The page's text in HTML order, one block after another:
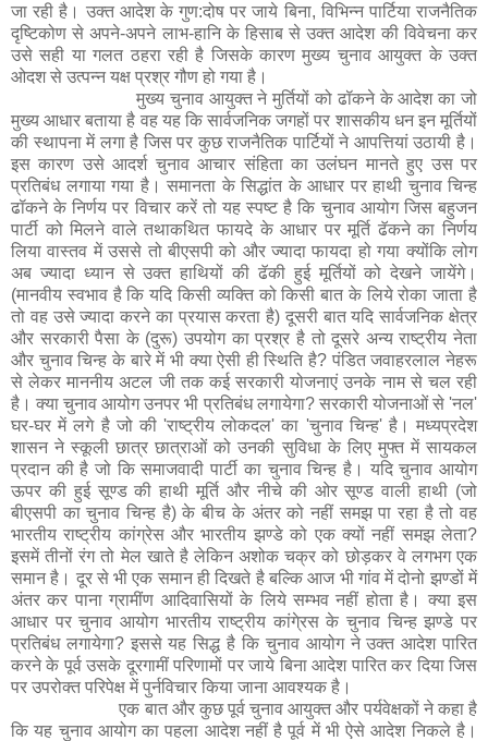
जा रही है। उक्त आदेश के गुण:दोष पर जाये बिना, विभिन्न पार्टिया राजनैतिक
दृष्टिकोण से अपने-अपने लाभ-हानि के हिसाब से उक्त आदेश की विवेचना कर
उसे सही या गलत ठहरा रही है जिसके कारण मुख्य चुनाव आयुक्त के उक्त
ओदश से उत्पन्न यक्ष प्रश्र गौण हो गया है।
मुख्य चुनाव आयुक्त ने मुर्तियों को ढॉकने के आदेश का जो
मुख्य आधार बताया है वह यह कि सार्वजनिक जगहों पर शासकीय धन इन मूर्तियों
की स्थापना में लगा है जिस पर कुछ राजनैतिक पार्टियों ने आपत्तियां उठायी है।
इस कारण उसे आदर्श चुनाव आचार संहिता का उलंघन मानते हुए उस पर
प्रतिबंध लगाया गया है। समानता के सिद्धांत के आधार पर हाथी चुनाव चिन्ह
ढॉकने के निर्णय पर विचार करें तो यह स्पष्ट है कि चुनाव आयोग जिस बहुजन
पार्टी को मिलने वाले तथाकथित फायदे के आधार पर मूर्ति ढॅकने का निर्णय
लिया वास्तव में उससे तो बीएसपी को और ज्यादा फायदा हो गया क्योंकि लोग
अब ज्यादा ध्यान से उक्त हाथियों की ढॅकी हुई मूर्तियों को देखने जायेंगे।
(मानवीय स्वभाव है कि यदि किसी व्यक्ति को किसी बात के लिये रोका जाता है
तो वह उसे ज्यादा करने का प्रयास करता है) दूसरी बात यदि सार्वजनिक क्षेत्र
और सरकारी पैसा के (दुरू) उपयोग का प्रश्र है तो दूसरे अन्य राष्ट्रीय नेता
और चुनाव चिन्ह के बारे में भी क्या ऐसी ही स्थिति है? पंडित जवाहरलाल नेहरू
से लेकर माननीय अटल जी तक कई सरकारी योजनाएं उनके नाम से चल रही
है। क्या चुनाव आयोग उनपर भी प्रतिबंध लगायेगा? सरकारी योजनाओं से 'नल'
घर-घर में लगे है जो की 'राष्ट्रीय लोकदल' का 'चुनाव चिन्ह' है। मध्यप्रदेश
शासन ने स्कूली छात्र छात्राओं को उनकी सुविधा के लिए मुफ्त में सायकल
प्रदान की है जो कि समाजवादी पार्टी का चुनाव चिन्ह है। यदि चुनाव आयोग
ऊपर की हुई सूण्ड की हाथी मूर्ति और नीचे की ओर सूण्ड वाली हाथी (जो
बीएसपी का चुनाव चिन्ह है) के बीच के अंतर को नहीं समझ पा रहा है तो वह
भारतीय राष्ट्रीय कांग्रेस और भारतीय झण्डे को एक क्यों नहीं समझ लेता?
इसमें तीनों रंग तो मेल खाते है लेकिन अशोक चक्र को छोड़कर वे लगभग एक
समान है। दूर से भी एक समान ही दिखते है बल्कि आज भी गांव में दोनो झण्डों में
अंतर कर पाना ग्रामींण आदिवासियों के लिये सम्भव नहीं होता है। क्या इस
आधार पर चुनाव आयोग भारतीय राष्ट्रीय कांगे्रस के चुनाव चिन्ह झण्डे पर
प्रतिबंध लगायेगा? इससे यह सिद्ध है कि चुनाव आयोग ने उक्त आदेश पारित
करने के पूर्व उसके दूरगामीं परिणामों पर जाये बिना आदेश पारित कर दिया जिस
पर उपरोक्त परिपेक्ष में पुर्नविचार किया जाना आवश्यक है।
एक बात और कुछ पूर्व चुनाव आयुक्त और पर्यवेक्षकों ने कहा है
कि यह चुनाव आयोग का पहला आदेश नहीं है पूर्व में भी ऐसे आदेश निकले है।